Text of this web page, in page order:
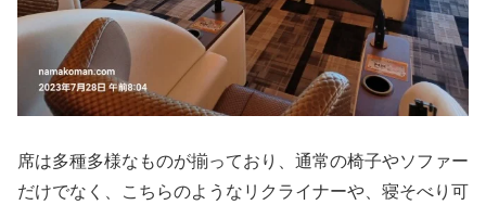
席は多種多様なものが揃っており、通常の椅子やソファー
だけでなく、こちらのようなリクライナーや、寝そべり可